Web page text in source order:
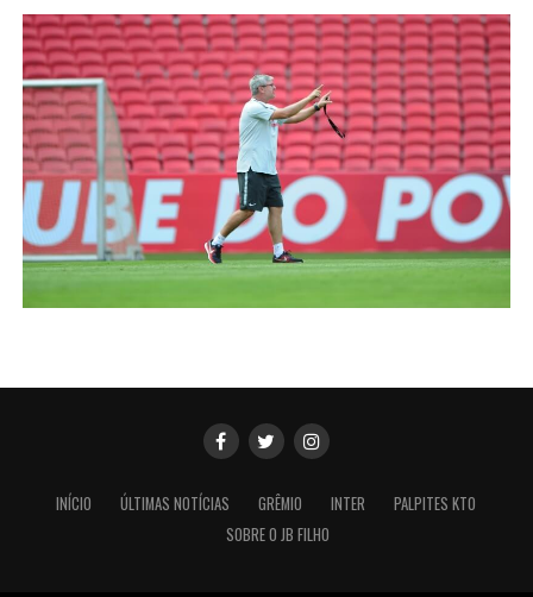
INÍCIO ÚLTIMAS NOTÍCIAS GRÊMIO INTER
PALPITES KTO
SOBRE O JB FILHO